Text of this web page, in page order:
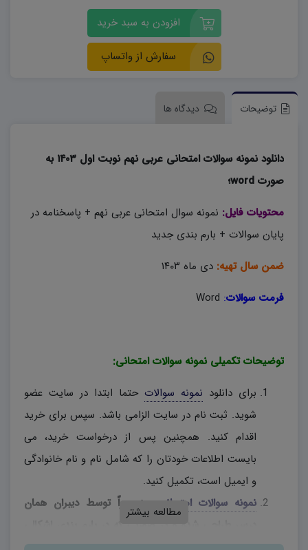
افزودن به سبد خرید
سفارش از واتساپ
توضیحات دیدگاه ها
دانلود نمونه سوالات امتحانی عربی نهم نوبت اول ۱۴۰۳ به
صورت word؛
محتویات فایل: نمونه سوال امتحانی عربی نهم + پاسخنامه در
پایان سوالات + بارم بندی جدید
ضمن سال تهیه: دی ماه ۱۴۰۳
فرمت سوالات:
توضیحات تکمیلی نمونه سوالات امتحانی:
برای دانلود نمونه سوالات حتما ابتدا در سایت عضو
شوید. ثبت نام در سایت الزامی باشد. سپس برای خرید
اقدام کنید. همچنین پس از درخواست خرید، می
بایست اطلاعات خودتان را که شامل نام و نام خانوادگی
و ایمیل است، تکمیل کنید.
نمونه سوالات امتحانی
، منحصراً توسط دیبران همان
مطالعه بیشتر